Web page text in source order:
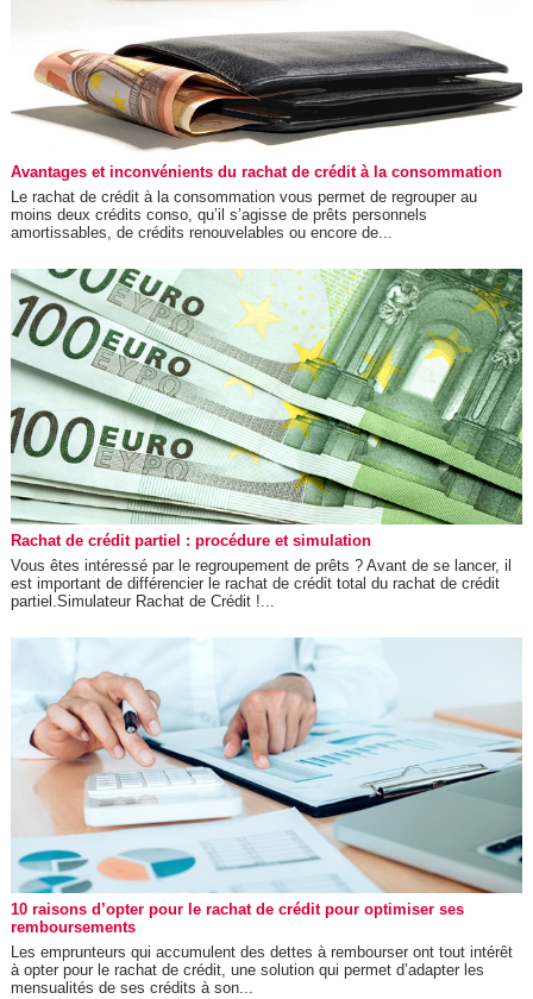
Avantages et inconvénients du rachat de crédit à la consommation
Le rachat de crédit à la consommation vous permet de regrouper au
moins deux crédits conso, qu’il s’agisse de prêts personnels
amortissables, de crédits renouvelables ou encore de...
Rachat de crédit partiel : procédure et simulation
Vous êtes intéressé par le regroupement de prêts ? Avant de se lancer, il
est important de différencier le rachat de crédit total du rachat de crédit
partiel.Simulateur Rachat de Crédit !...
10 raisons d’opter pour le rachat de crédit pour optimiser ses
remboursements
Les emprunteurs qui accumulent des dettes à rembourser ont tout intérêt
à opter pour le rachat de crédit, une solution qui permet d’adapter les
mensualités de ses crédits à son...